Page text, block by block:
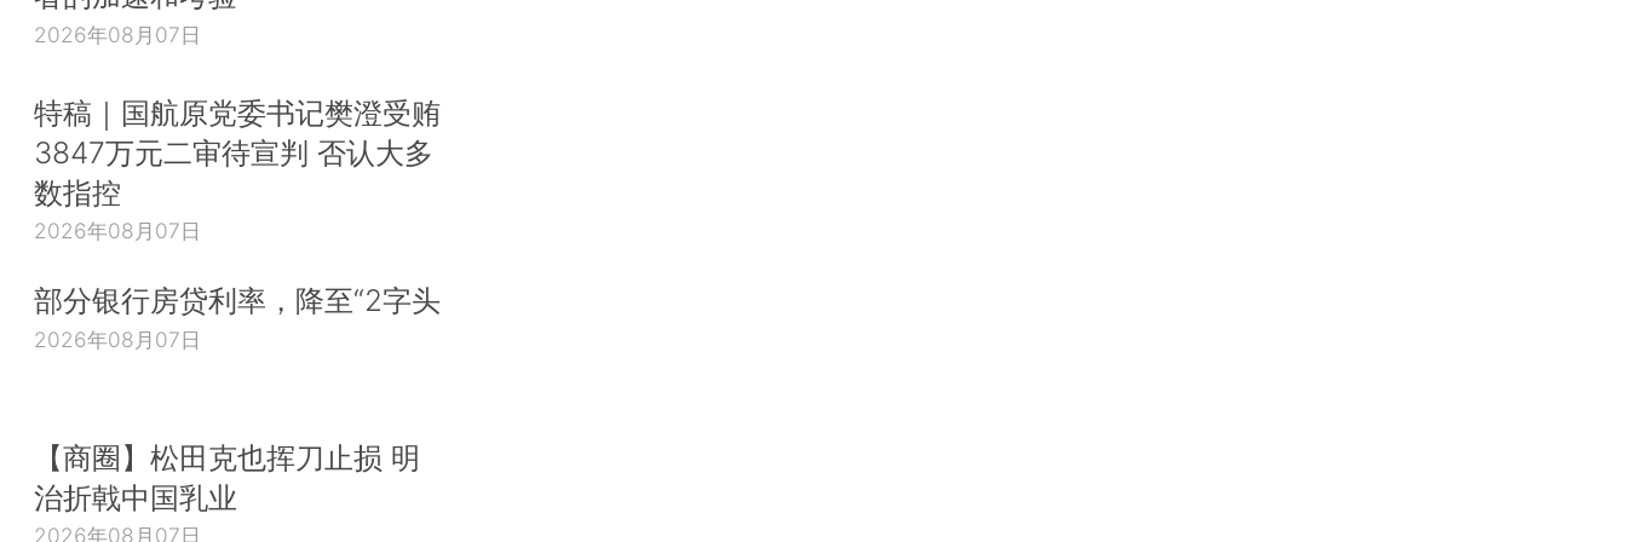
2026年08月07日
特稿｜国航原党委书记樊澄受贿
3847万元二审待宣判 否认大多
数指控
2026年08月07日
部分银行房贷利率，降至“2字头
2026年08月07日
【商圈】松田克也挥刀止损 明
治折戟中国乳业
2026年08月07日